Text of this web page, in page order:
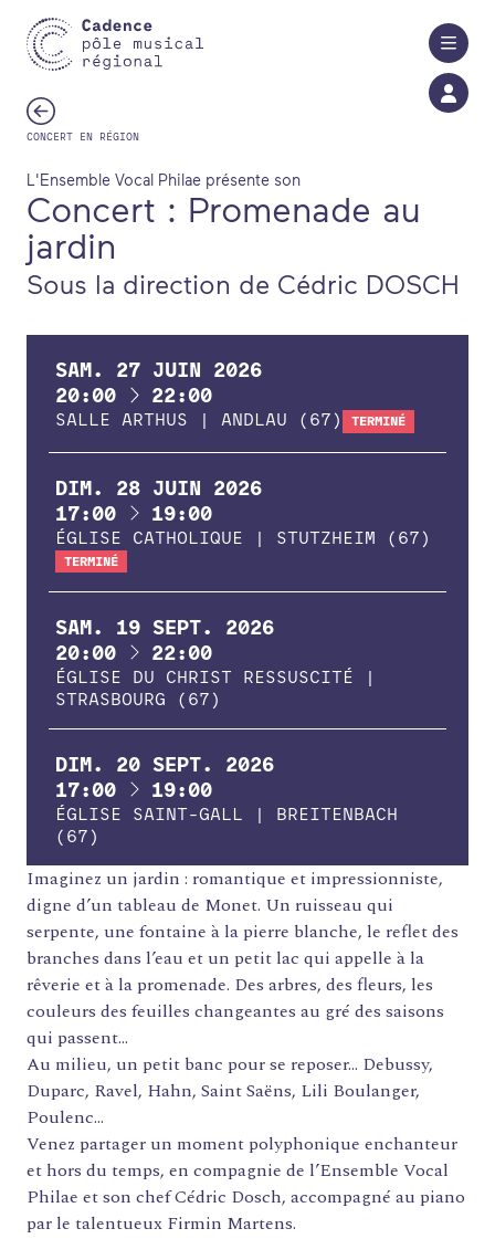
CONCERT EN RÉGION
L'Ensemble Vocal Philae présente son
Concert : Promenade au
jardin
Sous la direction de Cédric DOSCH
SAM. 27 JUIN 2026
20:00
À 22:00
SALLE ARTHUS | ANDLAU (67) TERMINÉ
DIM. 28 JUIN 2026
17:00
À 19:00
ÉGLISE CATHOLIQUE | STUTZHEIM (67)
TERMINÉ
SAM. 19 SEPT.
2026
20:00
À 22:00
ÉGLISE DU CHRIST RESSUSCITÉ |
STRASBOURG (67)
DIM. 20 SEPT.
2026
17:00
À 19:00
ÉGLISE SAINT-GALL | BREITENBACH
(67)
Imaginez un jardin : romantique et impressionniste,
digne d’un tableau de Monet. Un ruisseau qui
serpente, une fontaine à la pierre blanche, le reflet des
branches dans l’eau et un petit lac qui appelle à la
rêverie et à la promenade. Des arbres, des fleurs, les
couleurs des feuilles changeantes au gré des saisons
qui passent…
Au milieu, un petit banc pour se reposer… Debussy,
Duparc, Ravel, Hahn, Saint Saëns, Lili Boulanger,
Poulenc…
Venez partager un moment polyphonique enchanteur
et hors du temps, en compagnie de l’Ensemble Vocal
Philae et son chef Cédric Dosch, accompagné au piano
par le talentueux Firmin Martens.